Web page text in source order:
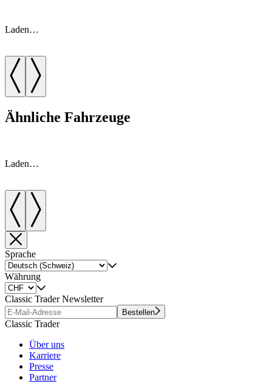
Laden…
Ähnliche Fahrzeuge
Laden…
Sprache
Währung
Classic Trader Newsletter
Bestellen
Classic Trader
Über uns
Karriere
Presse
Partner